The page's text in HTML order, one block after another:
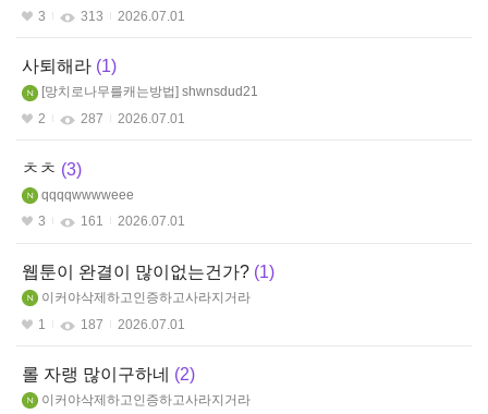
3
313 2026.07.01
사퇴해라 1
망치로나무를캐는방법 shwnsdud21
2
287 2026.07.01
ㅊㅊ 3
qqqqwwwweee
3
161 2026.07.01
웹툰이 완결이 많이없는건가? 1
이커야삭제하고인증하고사라지거라
1
187 2026.07.01
롤 자랭 많이구하네 2
이커야삭제하고인증하고사라지거라